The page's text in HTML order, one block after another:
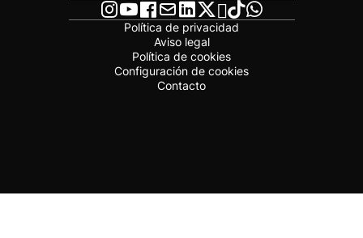
Política de privacidad
Aviso legal
Política de cookies
Configuración de cookies
Contacto